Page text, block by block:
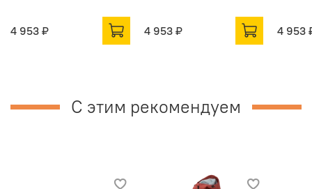
4 953 ₽ 4 953 ₽ 4 953
С этим рекомендуем